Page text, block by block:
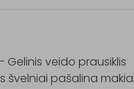
Gelinis veido prausiklis
švelniai pašalina